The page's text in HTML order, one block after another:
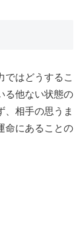
ではどうするこ
る他ない状態の
、相手の思うま
命にあることの